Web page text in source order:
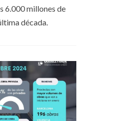
6.000 millones de
década.